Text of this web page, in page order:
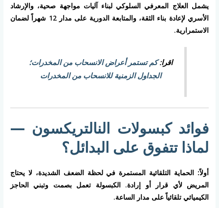
يشمل العلاج المعرفي السلوكي لبناء آليات مواجهة صحية، والإرشاد
الأسري لإعادة بناء الثقة، والمتابعة الدورية على مدار 12 شهراً لضمان
الاستمرارية.
اقرا:كم تستمر أعراض الانسحاب من المخدرات؛
الجداول الزمنية للانسحاب من المخدرات
فوائد كبسولات النالتريكسون —
لماذا تتفوق على البدائل؟
أولاً: الحماية التلقائية المستمرة في لحظة الضعف الشديدة، لا يحتاج
المريض لأي قرار أو إرادة. الكبسولة تعمل بصمت وتبني الحاجز
الكيميائي تلقائياً على مدار الساعة.